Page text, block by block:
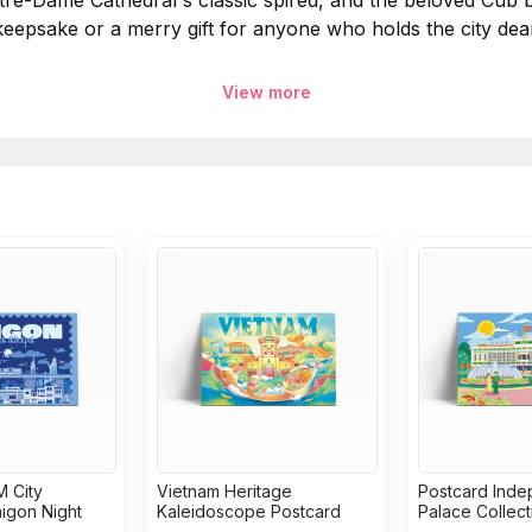
or a merry gift for anyone who holds the city
Design Store.
lễ hội thông qua những hình ảnh minh họa đầy màu
cổ điển của Nhà thờ Đức Bà và tinh thần hoài cổ
lưu niệm tuyệt vời hoặc một món quà ý nghĩa dành
View more
City
Night
Vietnam Heritage
Kaleidoscope Postcard
Postcard
Palace